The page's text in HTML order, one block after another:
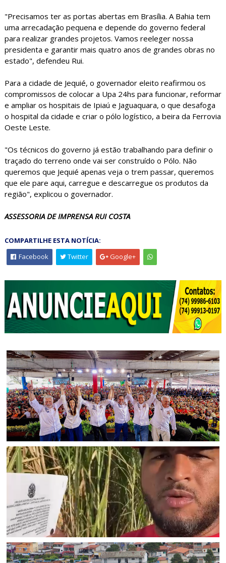
"Precisamos ter as portas abertas em Brasília. A Bahia tem
uma arrecadação pequena e depende do governo federal
para realizar grandes projetos. Vamos reeleger nossa
presidenta e garantir mais quatro anos de grandes obras no
estado", defendeu Rui.
Para a cidade de Jequié, o governador eleito reafirmou os
compromissos de colocar a Upa 24hs para funcionar, reformar
e ampliar os hospitais de Ipiaú e Jaguaquara, o que desafoga
o hospital da cidade e criar o pólo logístico, a beira da Ferrovia
Oeste Leste.
"Os técnicos do governo já estão trabalhando para definir o
traçado do terreno onde vai ser construído o Pólo. Não
queremos que Jequié apenas veja o trem passar, queremos
que ele pare aqui, carregue e descarregue os produtos da
região", explicou o governador.
ASSESSORIA DE IMPRENSA RUI COSTA
COMPARTILHE ESTA NOTÍCIA:
Facebook
Twitter Google+
BAHIA
Convenção oficializa Jerônimo Rodrigues e chapa petista
para as eleições de 2026 na Bahia
BAHIA